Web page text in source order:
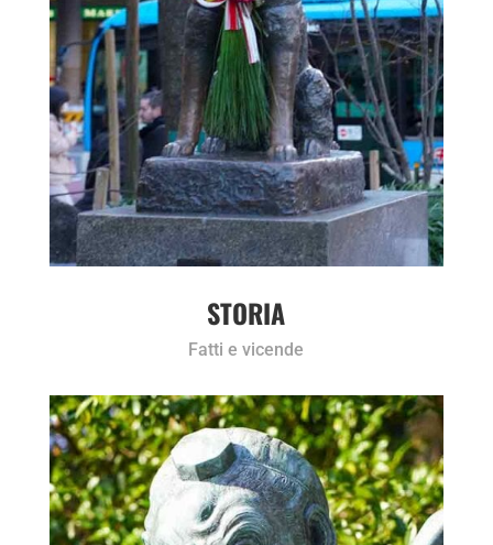
STORIA
Fatti e vicende